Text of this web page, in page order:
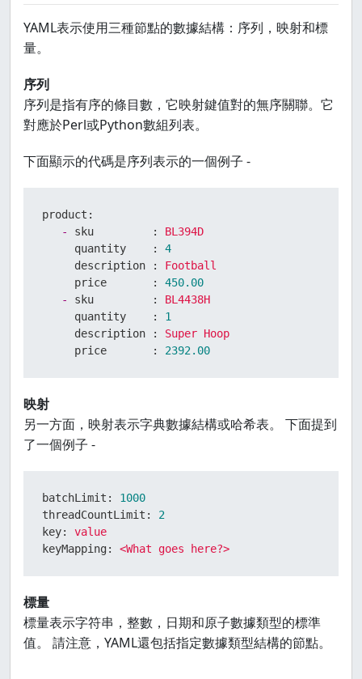
YAML表示使用三種節點的數據結構：序列，映射和標
量。
序列
序列是指有序的條目數，它映射鍵值對的無序關聯。它
對應於Perl或Python數組列表。
下面顯示的代碼是序列表示的一個例子 -
product:
-
sku         :
BL394D
quantity    :
4
description :
Football
price       :
450.00
-
sku         :
BL4438H
quantity    :
1
description :
Super Hoop
price       :
2392.00
映射
另一方面，映射表示字典數據結構或哈希表。 下面提到
了一個例子 -
batchLimit:
1000
threadCountLimit:
2
key:
value
keyMapping:
<What goes here?>
標量
標量表示字符串，整數，日期和原子數據類型的標準
值。 請注意，YAML還包括指定數據類型結構的節點。